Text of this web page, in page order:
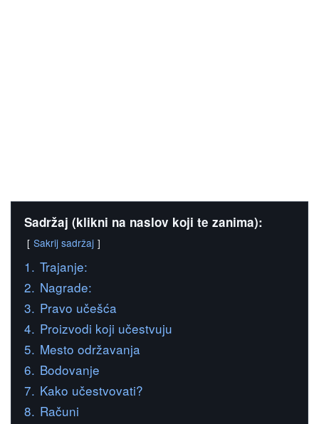
Sadržaj (klikni na naslov koji te zanima):
Sakrij sadržaj
1. Trajanje:
2. Nagrade:
3. Pravo učešća
4. Proizvodi koji učestvuju
5. Mesto održavanja
6. Bodovanje
7. Kako učestvovati?
8. Računi